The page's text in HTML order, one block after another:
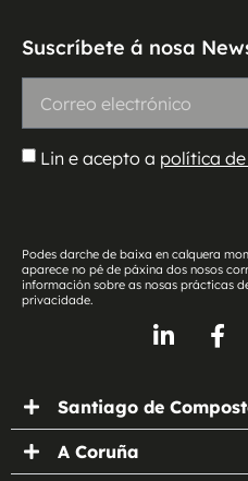
Suscríbete á nosa
Lin e acepto a política
Podes darche de baixa en calquera
aparece no pé de páxina dos nosos
información sobre as nosas prácticas
privacidade.
Santiago de
A Coruña